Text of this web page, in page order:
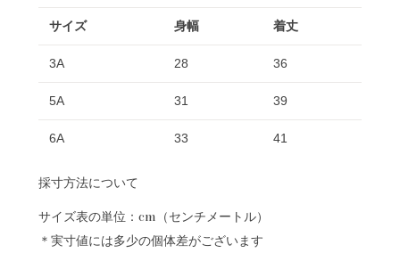
サイズ 身幅 着丈
3A 28 36
5A 31 39
6A 33 41
採寸方法について
サイズ表の単位：cm（センチメートル）
＊実寸値には多少の個体差がございます